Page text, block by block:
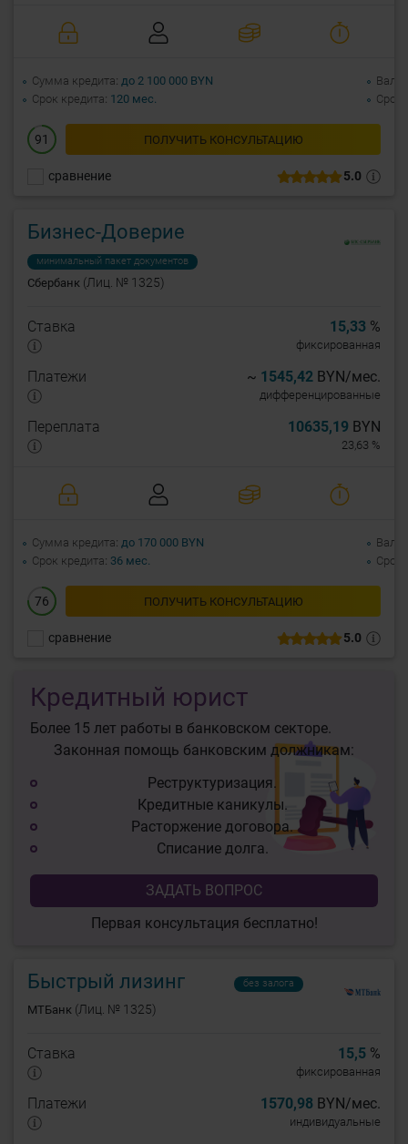
5.0
сравнение
91 ПОЛУЧИТЬ КОНСУЛЬТАЦИЮ
Сумма кредита до 2 100 000 BYN
Срок кредита 120 мес.
Срок
Бизнес-Доверие
минимальный пакет документов
Сбербанк (Лиц. № 1325)
5.0
сравнение
Ставка 15,33 %
фиксированная
Платежи ~ 1545,42 BYN/мес.
дифференцированные
Переплата 10635,19 BYN
23,63 %
76 ПОЛУЧИТЬ КОНСУЛЬТАЦИЮ
Сумма кредита до 170 000 BYN
Срок кредита 36 мес.
Срок
Кредитный юрист
Более 15 лет работы в банковском секторе.
Законная помощь банковским должникам:
Реструктуризация.
Кредитные каникулы.
Расторжение договора.
Списание долга.
ЗАДАТЬ ВОПРОС
Первая консультация бесплатно!
Быстрый лизинг без залога
МТБанк (Лиц. № 1325)
Ставка 15,5 %
фиксированная
Платежи 1570,98 BYN/мес.
индивидуальные